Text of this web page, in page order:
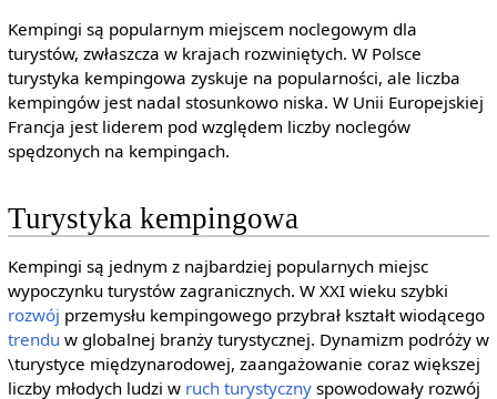
Kempingi są popularnym miejscem noclegowym dla
turystów, zwłaszcza w krajach rozwiniętych. W Polsce
turystyka kempingowa zyskuje na popularności, ale liczba
kempingów jest nadal stosunkowo niska. W Unii Europejskiej
Francja jest liderem pod względem liczby noclegów
spędzonych na kempingach.
Turystyka kempingowa
Kempingi są jednym z najbardziej popularnych miejsc
wypoczynku turystów zagranicznych. W XXI wieku szybki
rozwój przemysłu kempingowego przybrał kształt wiodącego
trendu w globalnej branży turystycznej. Dynamizm podróży w
\turystyce międzynarodowej, zaangażowanie coraz większej
liczby młodych ludzi w ruch turystycznyspowodowały rozwój